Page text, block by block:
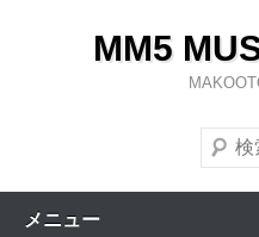
MM5
検
索
メニュー